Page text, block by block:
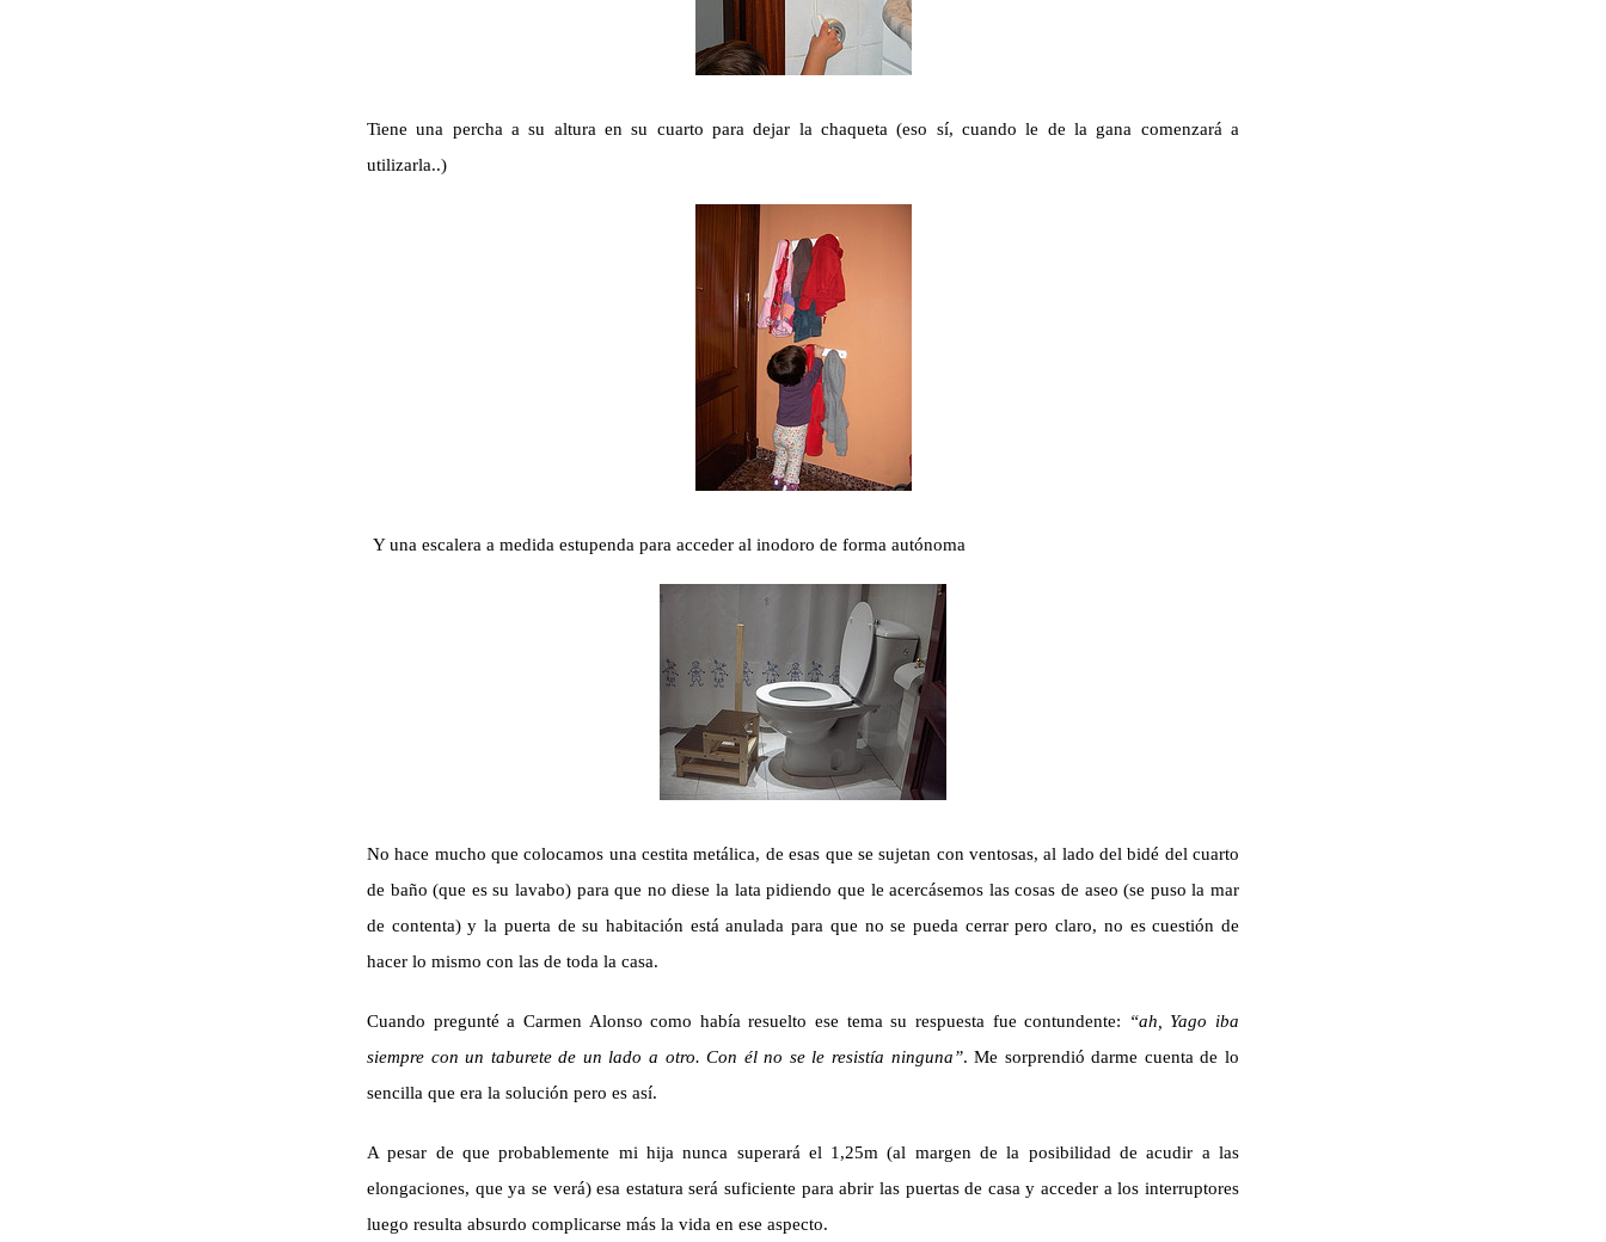
Tiene una percha a su altura en su cuarto para dejar la chaqueta (eso sí, cuando le de la gana comenzará a
utilizarla..)
Y una escalera a medida estupenda para acceder al inodoro de forma autónoma
No hace mucho que colocamos una cestita metálica, de esas que se sujetan con ventosas, al lado del bidé del cuarto
de baño (que es su lavabo) para que no diese la lata pidiendo que le acercásemos las cosas de aseo (se puso la mar
de contenta) y la puerta de su habitación está anulada para que no se pueda cerrar pero claro, no es cuestión de
hacer lo mismo con las de toda la casa.
Cuando pregunté a Carmen Alonso como había resuelto ese tema su respuesta fue contundente:
“ah, Yago iba
siempre con un taburete de un lado a otro. Con él no se le resistía ninguna”. Me sorprendió darme cuenta de lo
sencilla que era la solución pero es así.
A pesar de que probablemente mi hija nunca superará el 1,25m (al margen de la posibilidad de acudir a las
elongaciones, que ya se verá) esa estatura será suficiente para abrir las puertas de casa y acceder a los interruptores
luego resulta absurdo complicarse más la vida en ese aspecto.